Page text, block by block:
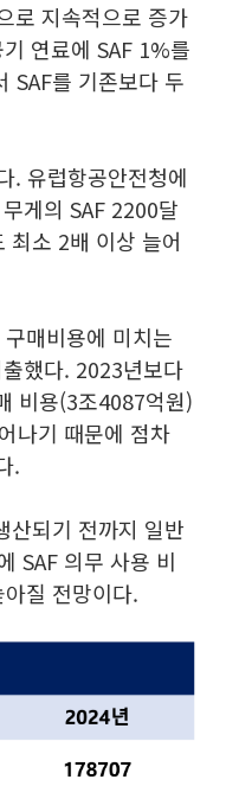
로 지속적으로 증가
연료에 SAF 1%를
SAF를 기존보다 두
. 유럽항공안전청에
게의 SAF 2200달
최소 2배 이상 늘어
매비용에 미치는
했다. 2023년보다
비용(3조4087억원)
나기 때문에 점차
.
산되기 전까지 일반
SAF 의무 사용 비
질 전망이다.